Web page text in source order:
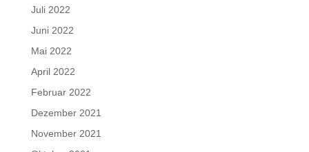
Juli 2022
Juni 2022
Mai 2022
April 2022
Februar 2022
Dezember 2021
November 2021